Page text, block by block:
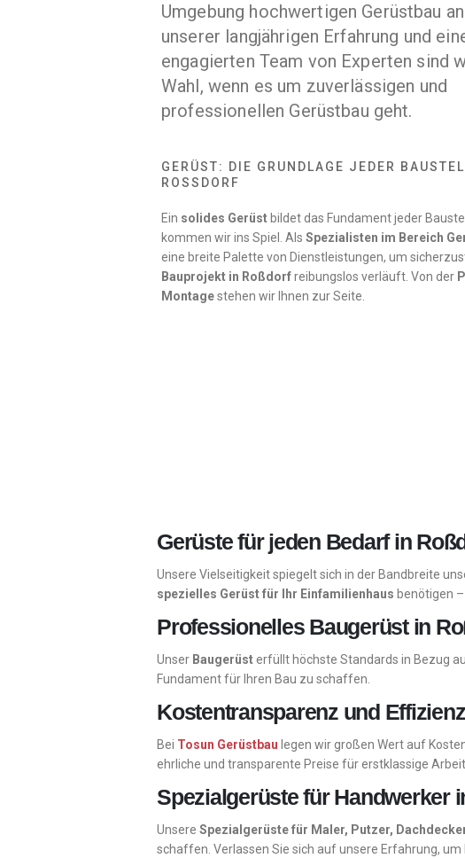
Umgebung hochwertigen Gerüstbau
unserer langjährigen Erfahrung und
engagierten Team von Experten sind
Wahl, wenn es um zuverlässigen und
professionellen Gerüstbau geht.
GERÜST: DIE GRUNDLAGE JEDER
ROSSDORF
Ein solides Gerüst bildet das Fundament jeder
kommen wir ins Spiel. Als Spezialisten im Bereich
eine breite Palette von Dienstleistungen, um
Bauprojekt in Roßdorfreibungslos verläuft. Von der
Montagestehen wir Ihnen zur Seite.
Gerüste für jeden Bedarf in
Unsere Vielseitigkeit spiegelt sich in der Bandbreite
spezielles Gerüst für Ihr Einfamilienhaus benötigen
Professionelles Baugerüst in
Unser Baugerüsterfüllt höchste Standards in Bezug
Fundament für Ihren Bau zu schaffen.
Kostentransparenz und Effizienz
Bei Tosun Gerüstbau legen wir großen Wert auf
ehrliche und transparente Preise für erstklassige Arbeit.
Spezialgerüste für Handwerker
Unsere Spezialgerüste für Maler, Putzer,
schaffen. Verlassen Sie sich auf unsere Erfahrung,